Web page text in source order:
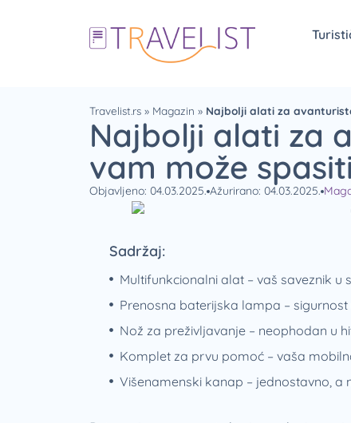
Travelist.rs » Magazin » Najbolji alati za
Najbolji alati za
vam može
Objavljeno: 04.03.2025. Ažurirano: 04.03.2025.
Sadržaj:
Multifunkcionalni alat – vaš saveznik u
Prenosna baterijska lampa –
Nož za preživljavanje – neophodan u
Komplet za prvu pomoć – vaša
Višenamenski kanap – jednostavno, a